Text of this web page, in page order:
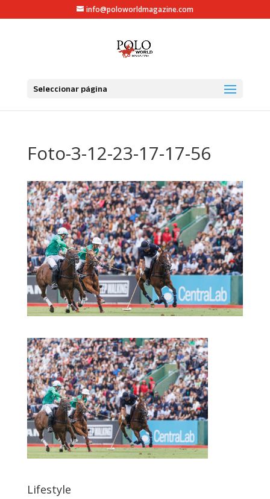
info@poloworldmagazine.com
Seleccionar página
Foto-3-12-23-17-17-56
Lifestyle